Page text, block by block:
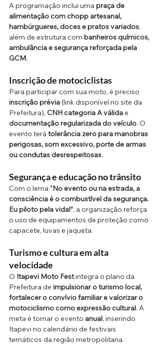
A programação inclui uma praça de
alimentação com chopp artesanal,
hambúrgueres, doces e pratos variados,
além de estrutura com banheiros químicos,
ambulância e segurança reforçada pela
GCM.
Inscrição de motociclistas
Para participar com sua moto, é preciso
inscrição prévia (link disponível no site da
Prefeitura), CNH categoria A válida e
documentação regularizada do veículo. O
evento terá tolerância zero para manobras
perigosas, som excessivo, porte de armas
ou condutas desrespeitosas.
Segurança e educação no trânsito
Com o lema “No evento ou na estrada, a
consciência é o combustível da segurança.
Eu piloto pela vida!”, a organização reforça
o uso de equipamentos de proteção como
capacete, luvas e jaqueta.
Turismo e cultura em alta
velocidade
O Itapevi Moto Fest integra o plano da
Prefeitura de impulsionar o turismo local,
fortalecer o convívio familiar e valorizar o
motociclismo como expressão cultural. A
meta é tornar o evento anual, inserindo
Itapevi no calendário de festivais
temáticos da região metropolitana.